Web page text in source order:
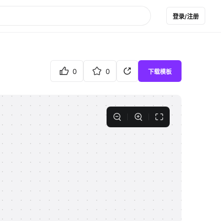
登录/注册
0 0 下载模板